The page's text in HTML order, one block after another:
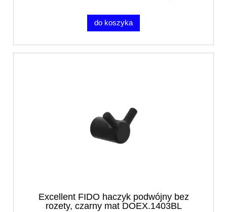
do koszyka
Excellent FIDO haczyk podwójny bez
rozety, czarny mat DOEX.1403BL